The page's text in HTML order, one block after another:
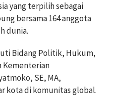
yang terpilih sebagai
bersama 164 anggota
dunia.
Bidang Politik, Hukum,
Kementerian
SE, MA,
kota di komunitas global.